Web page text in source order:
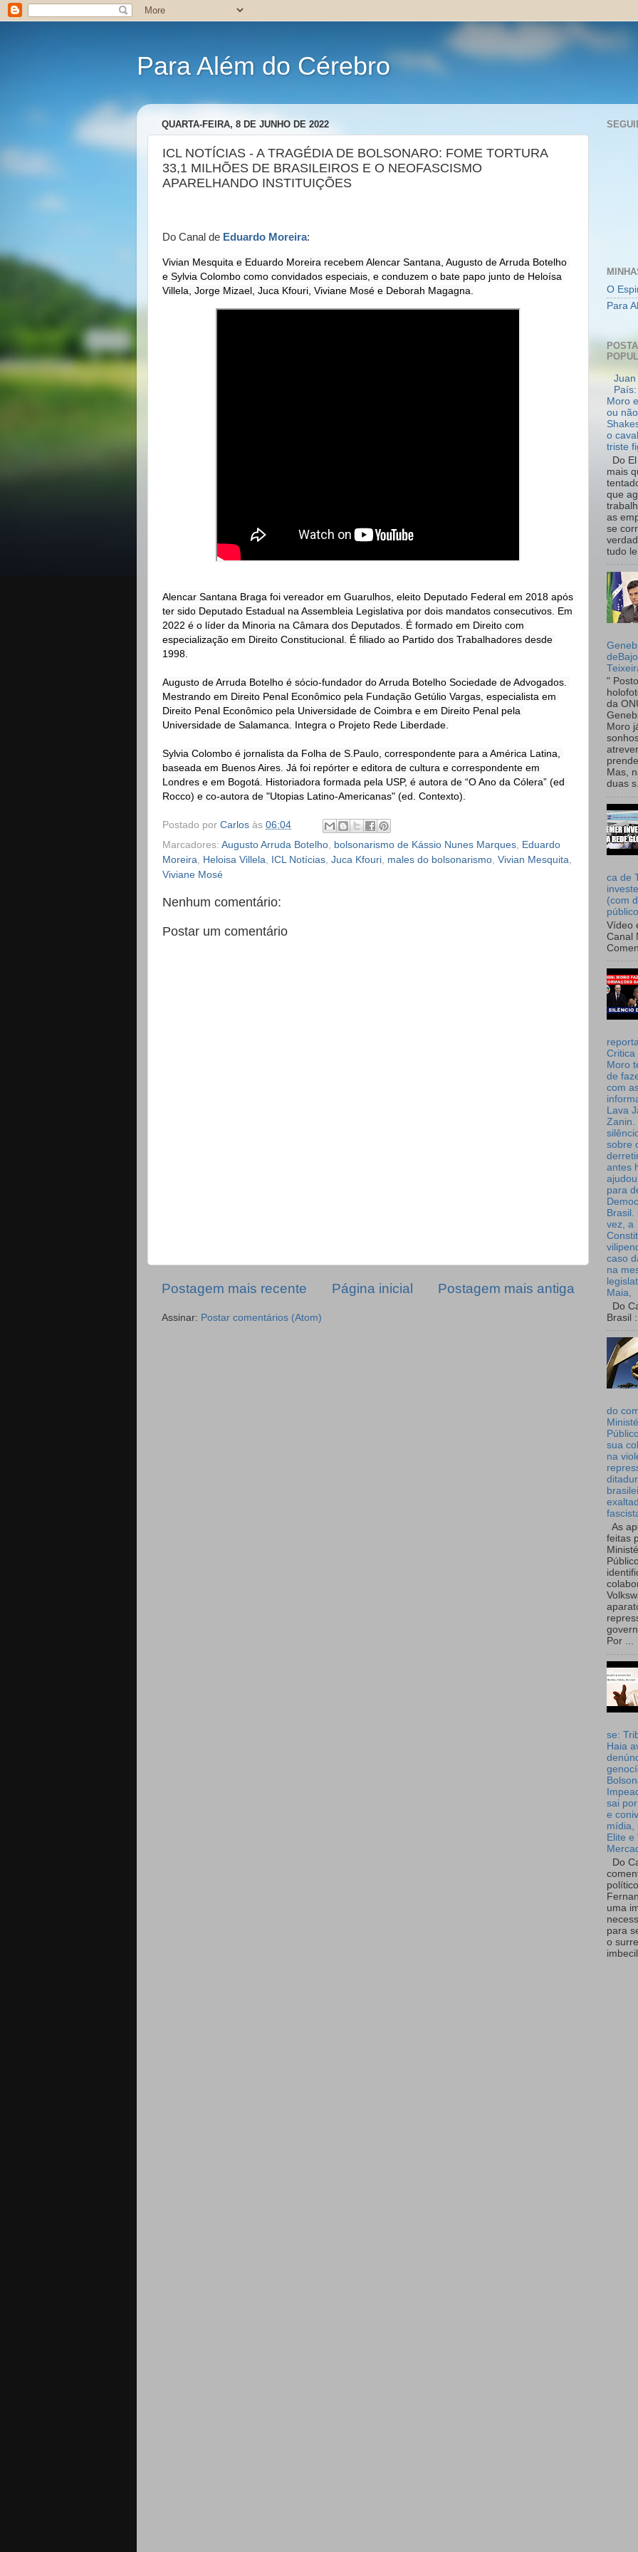
Para Além do Cérebro
QUARTA-FEIRA, 8 DE JUNHO DE 2022
ICL NOTÍCIAS - A TRAGÉDIA DE BOLSONARO: FOME TORTURA
33,1 MILHÕES DE BRASILEIROS E O NEOFASCISMO
APARELHANDO INSTITUIÇÕES
Do Canal de Eduardo Moreira:
Vivian Mesquita e Eduardo Moreira recebem Alencar Santana, Augusto de Arruda Botelho
e Sylvia Colombo como convidados especiais, e conduzem o bate papo junto de Heloísa
Villela, Jorge Mizael, Juca Kfouri, Viviane Mosé e Deborah Magagna.
Alencar Santana Braga foi vereador em Guarulhos, eleito Deputado Federal em 2018 após
ter sido Deputado Estadual na Assembleia Legislativa por dois mandatos consecutivos. Em
2022 é o líder da Minoria na Câmara dos Deputados. É formado em Direito com
especialização em Direito Constitucional. É filiado ao Partido dos Trabalhadores desde
1998.
Augusto de Arruda Botelho é sócio-fundador do Arruda Botelho Sociedade de Advogados.
Mestrando em Direito Penal Econômico pela Fundação Getúlio Vargas, especialista em
Direito Penal Econômico pela Universidade de Coimbra e em Direito Penal pela
Universidade de Salamanca. Integra o Projeto Rede Liberdade.
Sylvia Colombo é jornalista da Folha de S.Paulo, correspondente para a América Latina,
baseada em Buenos Aires. Já foi repórter e editora de cultura e correspondente em
Londres e em Bogotá. Historiadora formada pela USP, é autora de “O Ano da Cólera” (ed
Rocco) e co-autora de "Utopias Latino-Americanas" (ed. Contexto).
Postado por Carlos às 06:04
Marcadores: Augusto Arruda Botelho bolsonarismo de Kássio Nunes Marques
Eduardo
Moreira
Heloisa Villela ICL Notícias Juca Kfouri males do bolsonarismo Vivian Mesquita
Viviane Mosé
Nenhum comentário:
Postar um comentário
Postagem mais recente Postagem mais antiga
Página inicial
Assinar: Postar comentários (Atom)
O
Para
Juan
Moro
ou
o
triste
Do
mais
que
as
se
tudo
"
da
Moro
Mas,
duas
ca de
(com
Vídeo
Canal
Critica
Moro
de
com
Lava
Zanin.
sobre
antes
para
Brasil.
vez, a
caso
na
Maia,
Do
Brasil :
do
sua
na
As
feitas
Por ...
se:
Haia
sai
e
mídia,
Elite e
Do
uma
para
o